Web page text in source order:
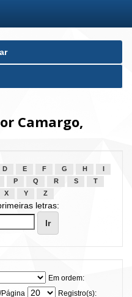
Camargo,
D E F G H
P Q R S
T
X Y Z
letras:
Em ordem:
Registro(s):